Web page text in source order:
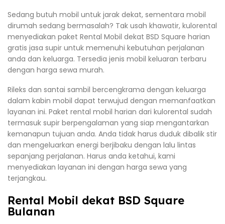
Sedang butuh mobil untuk jarak dekat, sementara mobil
dirumah sedang bermasalah? Tak usah khawatir, kulorental
menyediakan paket Rental Mobil dekat BSD Square harian
gratis jasa supir untuk memenuhi kebutuhan perjalanan
anda dan keluarga. Tersedia jenis mobil keluaran terbaru
dengan harga sewa murah.
Rileks dan santai sambil bercengkrama dengan keluarga
dalam kabin mobil dapat terwujud dengan memanfaatkan
layanan ini. Paket rental mobil harian dari kulorental sudah
termasuk supir berpengalaman yang siap mengantarkan
kemanapun tujuan anda. Anda tidak harus duduk dibalik stir
dan mengeluarkan energi berjibaku dengan lalu lintas
sepanjang perjalanan. Harus anda ketahui, kami
menyediakan layanan ini dengan harga sewa yang
terjangkau.
Rental Mobil dekat BSD Square
Bulanan